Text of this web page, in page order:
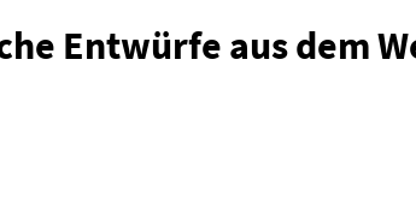
Entwürfe aus dem